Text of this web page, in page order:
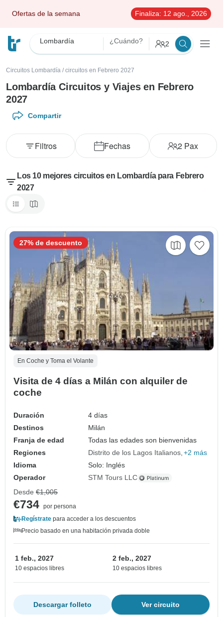
Ofertas de la semana Finaliza: 12 ago., 2026
Lombardía ¿Cuándo? 2
Circuitos Lombardía / circuitos en Febrero 2027
Lombardía Circuitos y Viajes en Febrero
2027
Compartir
Fechas 2 Pax
Filtros
Los 10 mejores circuitos en Lombardía para Febrero
2027
En Coche y Toma el Volante
Visita de 4 días a Milán con alquiler de
coche
Duración
4 días
Destinos
Milán
Franja de edad
Todas las edades son bienvenidas
Regiones
Distrito de los Lagos Italianos +2 más
Idioma
Solo: Inglés
Operador
STM Tours LLC
27% de descuento
Desde €1,005
€734 por persona
Regístrate para acceder a los descuentos
Precio basado en una habitación privada doble
1 feb., 2027
10 espacios libres
2 feb., 2027
10 espacios libres
Ver circuito
Descargar folleto